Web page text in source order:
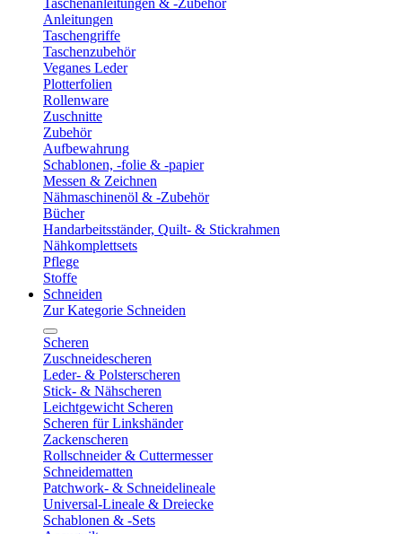
Taschenanleitungen & -Zubehör
Anleitungen
Taschengriffe
Taschenzubehör
Veganes Leder
Plotterfolien
Rollenware
Zuschnitte
Zubehör
Aufbewahrung
Schablonen, -folie & -papier
Messen & Zeichnen
Nähmaschinenöl & -Zubehör
Bücher
Handarbeitsständer, Quilt- & Stickrahmen
Nähkomplettsets
Pflege
Stoffe
Schneiden
Zur Kategorie Schneiden
Scheren
Zuschneidescheren
Leder- & Polsterscheren
Stick- & Nähscheren
Leichtgewicht Scheren
Scheren für Linkshänder
Zackenscheren
Rollschneider & Cuttermesser
Schneidematten
Patchwork- & Schneidelineale
Universal-Lineale & Dreiecke
Schablonen & -Sets